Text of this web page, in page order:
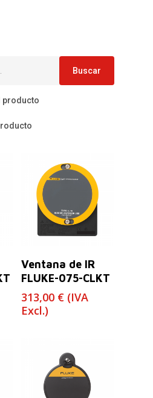
Buscar
producto
Leer Más
Ventana de IR
FLUKE-075-CLKT
313,00 € (IVA
Excl.)